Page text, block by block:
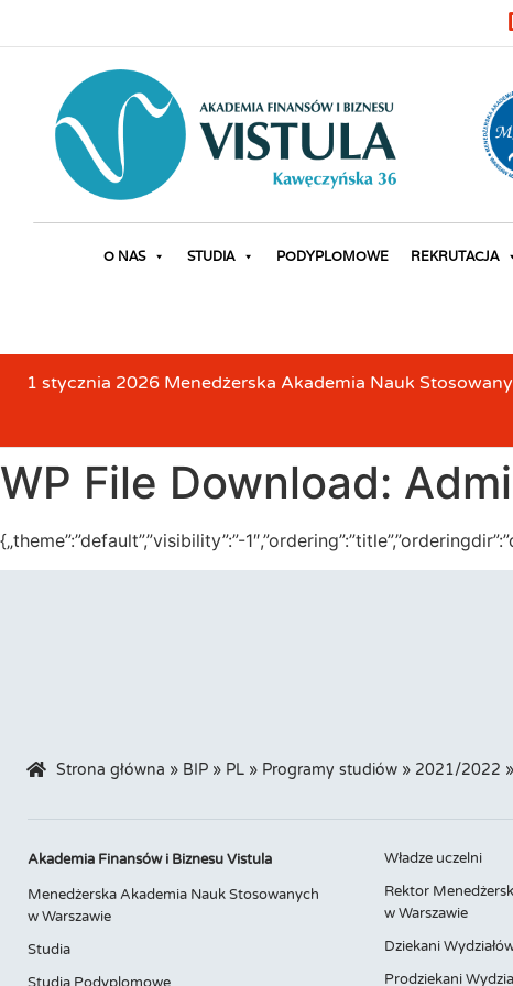
O NAS STUDIA PODYPLOMOWE REKRUTACJA
1 stycznia 2026 Menedżerska Akademia Nauk
WP File Download:
{„theme”:”default”,”visibility”:”-
Strona główna » BIP » PL » Programy studiów » 2021/2022 »
Akademia Finansów i Biznesu Vistula
Menedżerska Akademia Nauk Stosowanych
w Warszawie
Studia
Władze uczelni
Rektor
w Warszawie
Dziekani
Prodziekani